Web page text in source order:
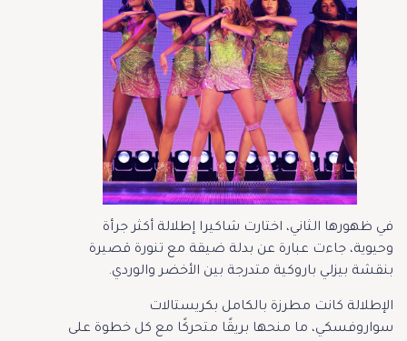
في ظهورها الثاني، اختارت شاكيرا إطلالة أكثر جرأة
وحيوية، جاءت عبارة عن بدلة ضيقة مع تنورة قصيرة
بنقشة بيزلي باروكية متدرجة بين الأخضر والوردي.
الإطلالة كانت مطرزة بالكامل بكريستالات
سواروفسكي، ما منحها بريقًا متحركًا مع كل خطوة على